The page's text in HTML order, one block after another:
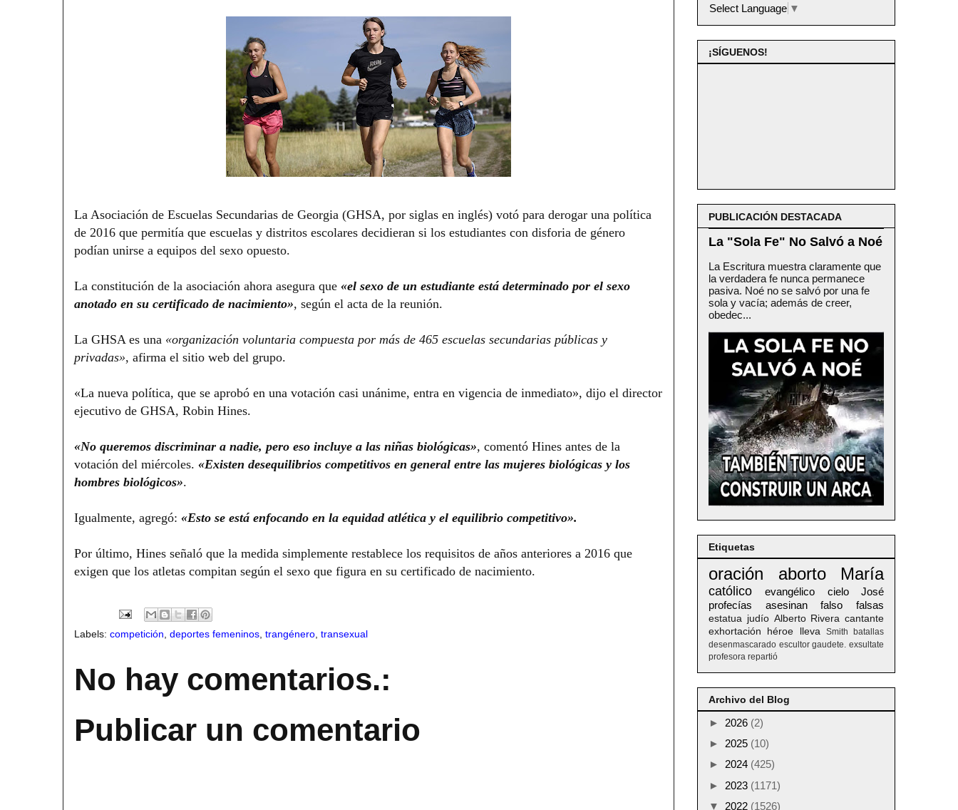
La Asociación de Escuelas Secundarias de Georgia (GHSA, por siglas en inglés) votó para derogar una política
de 2016 que permitía que escuelas y distritos escolares decidieran si los estudiantes con disforia de género
podían unirse a equipos del sexo opuesto.
La constitución de la asociación ahora asegura que «el sexo de un estudiante está determinado por el sexo
anotado en su certificado de nacimiento», según el acta de la reunión.
La GHSA es una «organización voluntaria compuesta por más de 465 escuelas secundarias públicas y
privadas», afirma el sitio web del grupo.
«La nueva política, que se aprobó en una votación casi unánime, entra en vigencia de inmediato», dijo el director
ejecutivo de GHSA, Robin Hines.
«No queremos discriminar a nadie, pero eso incluye a las niñas biológicas», comentó Hines antes de la
votación del miércoles. «Existen desequilibrios competitivos en general entre las mujeres biológicas y los
hombres biológicos».
Igualmente, agregó: «Esto se está enfocando en la equidad atlética y el equilibrio competitivo».
Por último, Hines señaló que la medida simplemente restablece los requisitos de años anteriores a 2016 que
exigen que los atletas compitan según el sexo que figura en su certificado de nacimiento.
Labels: competición deportes femeninos trangénero transexual
No hay comentarios.:
Publicar un comentario
Select Language ▼
¡SÍGUENOS!
PUBLICACIÓN DESTACADA
La "Sola Fe" No Salvó a Noé
La Escritura muestra claramente que
la verdadera fe nunca permanece
pasiva. Noé no se salvó por una fe
sola y vacía; además de creer,
obedec...
Etiquetas
oración aborto María
católico evangélico cielo
José
profecías
asesinan falso falsas
estatua judío Alberto Rivera cantante
exhortación
héroe lleva Smith
batallas
desenmascarado escultor gaudete. exsultate
profesora repartió
Archivo del Blog
► 2026 (2)
► 2025 (10)
► 2024 (425)
► 2023 (1171)
▼ 2022 (1526)